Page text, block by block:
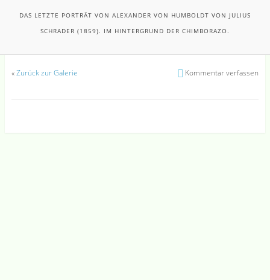
DAS LETZTE PORTRÄT VON ALEXANDER VON HUMBOLDT VON JULIUS
SCHRADER (1859). IM HINTERGRUND DER CHIMBORAZO.
«Zurück zur Galerie Kommentar verfassen